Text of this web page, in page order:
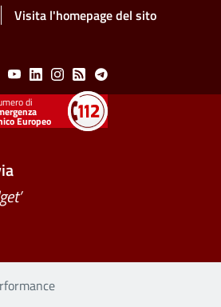
Visita l'homepage del sito
Menu
YoutubeLinkedinInstagram
Feed Telegram
Europeo